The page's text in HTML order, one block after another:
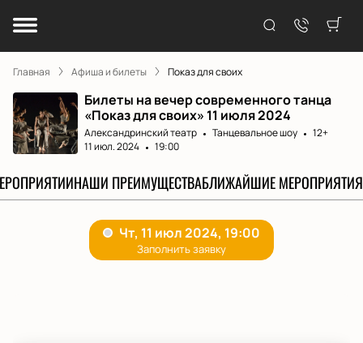
Главная Афиша и билеты Показ для своих
Билеты на вечер современного танца
«Показ для своих» 11 июля 2024
Александринский театр Танцевальное шоу
12+
11 июл. 2024
19:00
НАШИ ПРЕИМУЩЕСТВАБЛИЖАЙШИЕ МЕРОПРИЯТИЯ